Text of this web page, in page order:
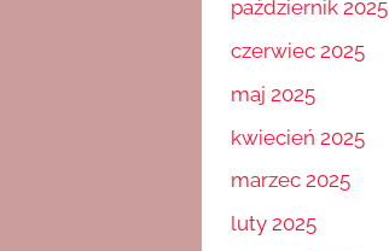
październik 2025
czerwiec 2025
maj 2025
kwiecień 2025
marzec 2025
luty 2025